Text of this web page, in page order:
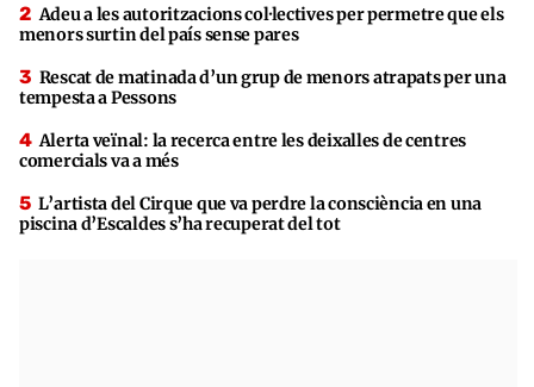
Adeu a les autoritzacions col·lectives per permetre que els
menors surtin del país sense pares
Rescat de matinada d’un grup de menors atrapats per una
tempesta a Pessons
Alerta veïnal: la recerca entre les deixalles de centres
comercials va a més
L’artista del Cirque que va perdre la consciència en una
piscina d’Escaldes s’ha recuperat del tot